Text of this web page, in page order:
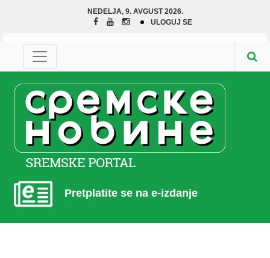
NEDELJA, 9. AVGUST 2026.
ULOGUJ SE
Pretplatite se na e-izdanje